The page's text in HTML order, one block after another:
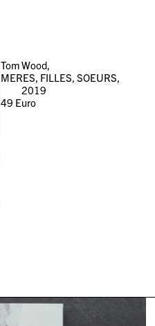
Tom Wood,
MERES, FILLES, SOEURS,
2019
49 Euro